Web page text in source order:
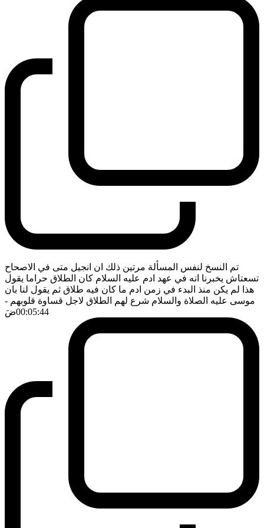
تم النسخ لنفس المسألة مرتين ذلك ان انجيل متى في الاصحاح
تسعتاش يخبرنا انه في عهد ادم عليه السلام كان الطلاق حراما يقول
هذا لم يكن منذ البدء في زمن ادم ما كان فيه طلاق ثم يقول لنا بان
موسى عليه الصلاة والسلام شرع لهم الطلاق لاجل قساوة قلوبهم -
00:05:44ضَ